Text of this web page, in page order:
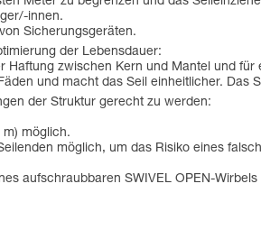
innen.
Sicherungsgeräten.
der Lebensdauer:
zwischen Kern und Mantel und für
und macht das Seil einheitlicher.
der Struktur gerecht zu werden:
möglich.
möglich, um das Risiko eines
aufschraubbaren SWIVEL OPEN-